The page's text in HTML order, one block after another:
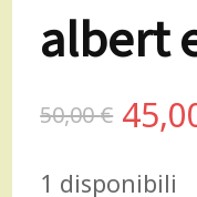
albert
50,00€ Il
1 disponibili